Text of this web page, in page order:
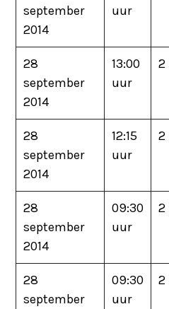
september
2014
uur
28
september
2014
13:00
uur
2
28
september
2014
12:15
uur
2
28
september
2014
09:30
uur
2
28
september
09:30
uur
2